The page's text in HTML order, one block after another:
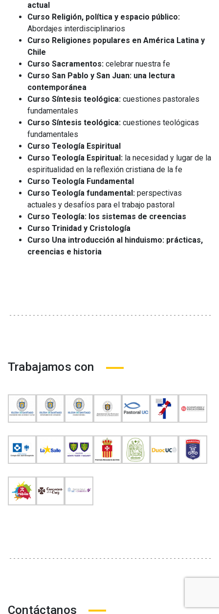
actual
Curso Religión, política y espacio público:
Abordajes interdisciplinarios
Curso Religiones populares en América Latina y
Chile
Curso Sacramentos: celebrar nuestra fe
Curso San Pablo y San Juan: una lectura
contemporánea
Curso Síntesis teológica: cuestiones pastorales
fundamentales
Curso Síntesis teológica: cuestiones teológicas
fundamentales
Curso Teología Espiritual
Curso Teología Espiritual: la necesidad y lugar de la
espiritualidad en la reflexión cristiana de la fe
Curso Teología Fundamental
Curso Teología fundamental: perspectivas
actuales y desafíos para el trabajo pastoral
Curso Teología: los sistemas de creencias
Curso Trinidad y Cristología
Curso Una introducción al hinduismo: prácticas,
creencias e historia
Trabajamos con
Contáctanos